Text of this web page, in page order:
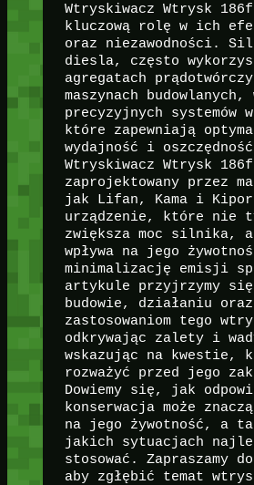
Wtryskiwacz Wtrysk
kluczową rolę w ich
oraz niezawodności.
diesla, często
agregatach
maszynach budowlanych,
precyzyjnych systemów
które zapewniają
wydajność i
Wtryskiwacz Wtrysk
zaprojektowany przez
jak Lifan, Kama i
urządzenie, które nie
zwiększa moc silnika,
wpływa na jego
minimalizację emisji
artykule przyjrzymy
budowie, działaniu oraz
zastosowaniom tego
odkrywając zalety i
wskazując na kwestie,
rozważyć przed jego
Dowiemy się, jak
konserwacja może
na jego żywotność, a
jakich sytuacjach
stosować. Zapraszamy
aby zgłębić temat